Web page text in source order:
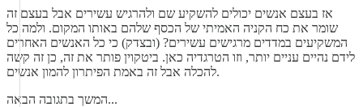
אז בעצם אנשים יכולים להשקיע שם ולהרגיש עשירים אבל בעצם זה
שומר את כח הקניה האמיתי של הכסף שלהם באותו המקום. ולמה כל
המשקיעים במדדים מרגישים עשירים? (ובצדק) כי כל האנשים האחרים
לידם נהיים עניים יותר, וזו הטרגדיה כאן. ביטקוין פותר את זה, כן זה קשה
להכלה אבל זה באמת הפיתרון להמון אנשים.
המשך בתגובה הבאה...